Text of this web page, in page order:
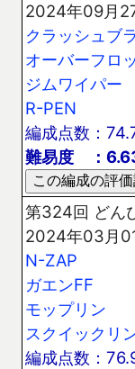
2024年09月
クラッシュブ
オーバーフロ
ジムワイパー
R-PEN
編成点数：
難易度 ：
第324回 どん
2024年03月
N-ZAP
ガエンFF
モップリン
スクイックリ
編成点数：